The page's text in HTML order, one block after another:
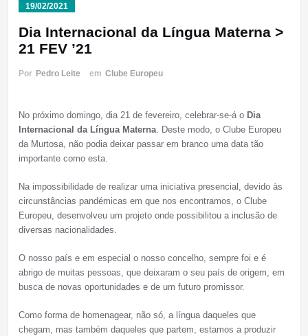
19/02/2021
Dia Internacional da Língua Materna >
21 FEV ’21
Por Pedro Leite em Clube Europeu
No próximo domingo, dia 21 de fevereiro, celebrar-se-á o Dia
Internacional da Língua Materna. Deste modo, o Clube Europeu
da Murtosa, não podia deixar passar em branco uma data tão
importante como esta.
Na impossibilidade de realizar uma iniciativa presencial, devido às
circunstâncias pandémicas em que nos encontramos, o Clube
Europeu, desenvolveu um projeto onde possibilitou a inclusão de
diversas nacionalidades.
O nosso país e em especial o nosso concelho, sempre foi e é
abrigo de muitas pessoas, que deixaram o seu país de origem, em
busca de novas oportunidades e de um futuro promissor.
Como forma de homenagear, não só, a língua daqueles que
chegam, mas também daqueles que partem, estamos a produzir